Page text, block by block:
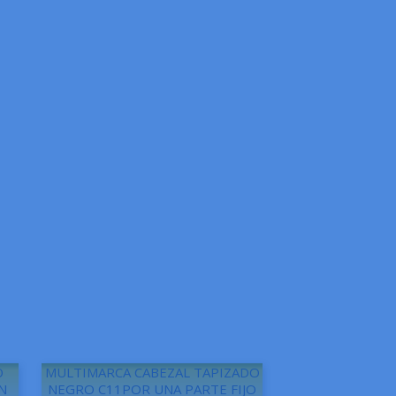
MULTIMARCA CABEZAL TAPIZADO
NEGRO C11POR UNA PARTE FIJO